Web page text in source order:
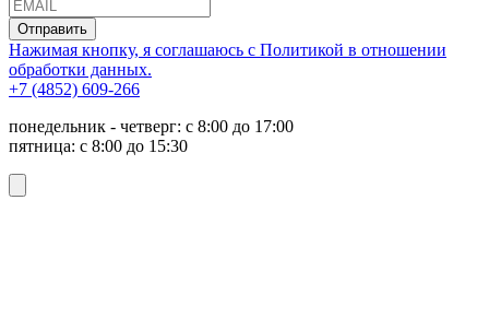
Отправить
Нажимая кнопку, я соглашаюсь с Политикой в отношении
обработки данных.
+7 (4852) 609-266
понедельник - четверг: с 8:00 до 17:00
пятница: с 8:00 до 15:30